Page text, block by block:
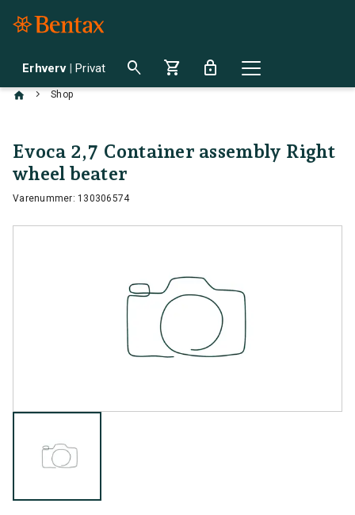
Erhverv | Privat search shopping_cart lock
chevron_right Shop
Evoca 2,7 Container assembly Right
wheel beater
Varenummer: 130306574